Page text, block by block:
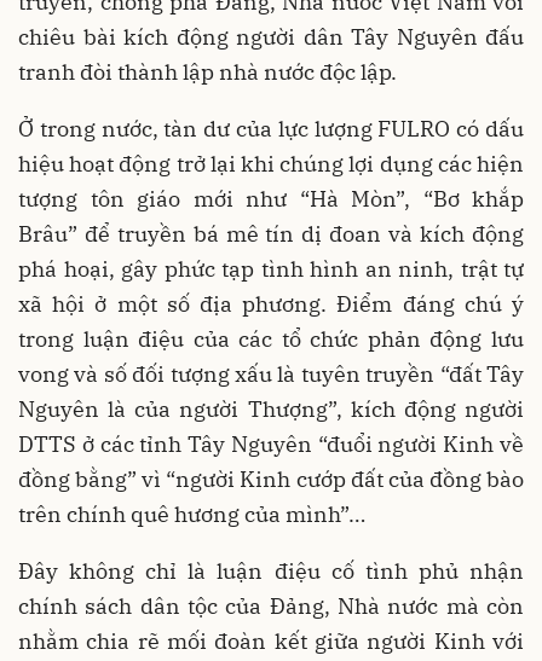
chiêu bài kích động người dân Tây Nguyên đấu
tranh đòi thành lập nhà nước độc lập.
Ở trong nước, tàn dư của lực lượng FULRO có dấu
hiệu hoạt động trở lại khi chúng lợi dụng các hiện
tượng tôn giáo mới như “Hà Mòn”, “Bơ khắp
Brâu” để truyền bá mê tín dị đoan và kích động
phá hoại, gây phức tạp tình hình an ninh, trật tự
xã hội ở một số địa phương. Điểm đáng chú ý
trong luận điệu của các tổ chức phản động lưu
vong và số đối tượng xấu là tuyên truyền “đất Tây
Nguyên là của người Thượng”, kích động người
DTTS ở các tỉnh Tây Nguyên “đuổi người Kinh về
đồng bằng” vì “người Kinh cướp đất của đồng bào
trên chính quê hương của mình”…
Đây không chỉ là luận điệu cố tình phủ nhận
chính sách dân tộc của Đảng, Nhà nước mà còn
nhằm chia rẽ mối đoàn kết giữa người Kinh với